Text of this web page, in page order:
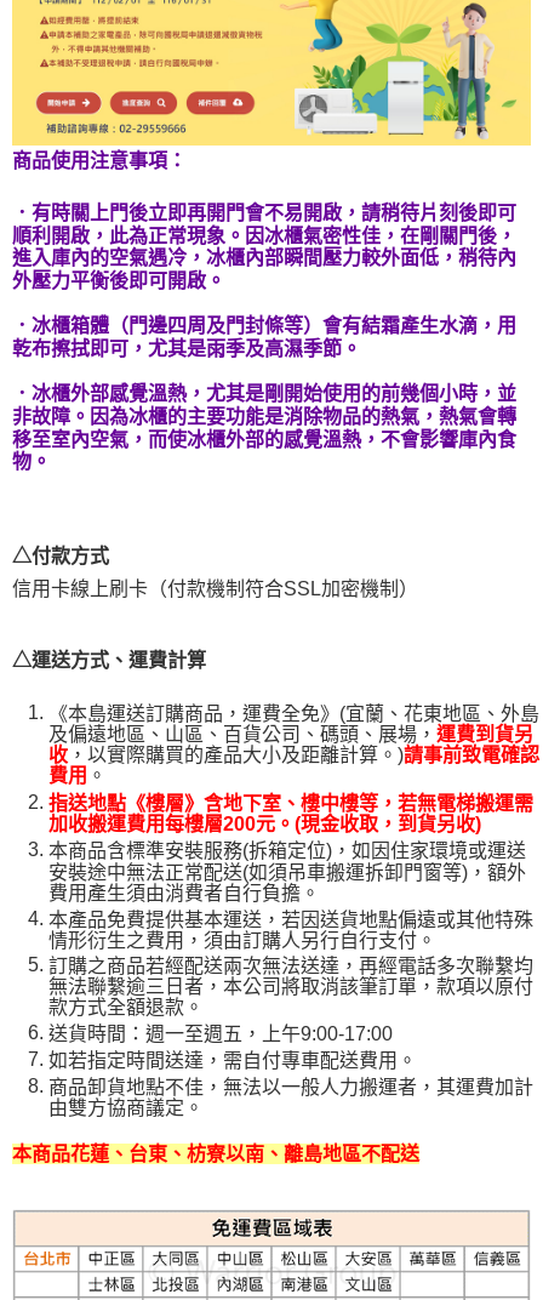
商品使用注意事項：
．有時關上門後立即再開門會不易開啟，請稍待片刻後即可
順利開啟，此為正常現象。因冰櫃氣密性佳，在剛關門後，
進入庫內的空氣遇冷，冰櫃內部瞬間壓力較外面低，稍待內
外壓力平衡後即可開啟。
．冰櫃箱體（門邊四周及門封條等）會有結霜產生水滴，用
乾布擦拭即可，尤其是雨季及高濕季節。
．冰櫃外部感覺溫熱，尤其是剛開始使用的前幾個小時，並
非故障。因為冰櫃的主要功能是消除物品的熱氣，熱氣會轉
移至室內空氣，而使冰櫃外部的感覺溫熱，不會影響庫內食
物。
△付款方式
信用卡線上刷卡（付款機制符合SSL加密機制）
△運送方式、運費計算
《本島運送訂購商品，運費全免》(宜蘭、花東地區、外島
及偏遠地區、山區、百貨公司、碼頭、展場， 運費到貨另
收 ，以實際購買的產品大小及距離計算。)請事前致電確認
費用 。
指送地點《樓層》含地下室、樓中樓等，若無電梯搬運需
加收搬運費用每樓層200元。(現金收取，到貨另收)
本商品含標準安裝服務(拆箱定位)，如因住家環境或運送
安裝途中無法正常配送(如須吊車搬運拆卸門窗等)，額外
費用產生須由消費者自行負擔。
本產品免費提供基本運送，若因送貨地點偏遠或其他特殊
情形衍生之費用，須由訂購人另行自行支付。
訂購之商品若經配送兩次無法送達，再經電話多次聯繫均
無法聯繫逾三日者，本公司將取消該筆訂單，款項以原付
款方式全額退款。
送貨時間：週一至週五，上午9:00-17:00
如若指定時間送達，需自付專車配送費用。
商品卸貨地點不佳，無法以一般人力搬運者，其運費加計
由雙方協商議定。
本商品花蓮、台東、枋寮以南、離島地區不配送